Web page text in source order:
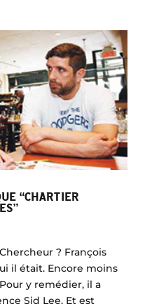
“CHARTIER
? François
il était. Encore moins
y remédier, il a
Sid Lee. Et est